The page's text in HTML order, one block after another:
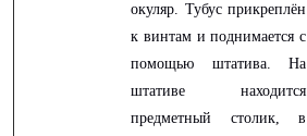
окуляр. Тубус прикреплён
к винтам и поднимается с
помощью штатива. На
штативе находится
предметный столик, в